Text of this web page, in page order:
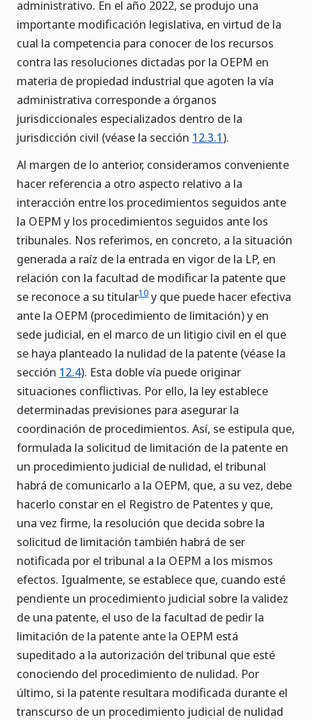
administrativo. En el año 2022, se produjo una
importante modificación legislativa, en virtud de la
cual la competencia para conocer de los recursos
contra las resoluciones dictadas por la OEPM en
materia de propiedad industrial que agoten la vía
administrativa corresponde a órganos
jurisdiccionales especializados dentro de la
jurisdicción civil (véase la sección 12.3.1).
Al margen de lo anterior, consideramos conveniente
hacer referencia a otro aspecto relativo a la
interacción entre los procedimientos seguidos ante
la OEPM y los procedimientos seguidos ante los
tribunales. Nos referimos, en concreto, a la situación
generada a raíz de la entrada en vigor de la LP, en
relación con la facultad de modificar la patente que
se reconoce a su titular10 y que puede hacer efectiva
ante la OEPM (procedimiento de limitación) y en
sede judicial, en el marco de un litigio civil en el que
se haya planteado la nulidad de la patente (véase la
sección 12.4). Esta doble vía puede originar
situaciones conflictivas. Por ello, la ley establece
determinadas previsiones para asegurar la
coordinación de procedimientos. Así, se estipula que,
formulada la solicitud de limitación de la patente en
un procedimiento judicial de nulidad, el tribunal
habrá de comunicarlo a la OEPM, que, a su vez, debe
hacerlo constar en el Registro de Patentes y que,
una vez firme, la resolución que decida sobre la
solicitud de limitación también habrá de ser
notificada por el tribunal a la OEPM a los mismos
efectos. Igualmente, se establece que, cuando esté
pendiente un procedimiento judicial sobre la validez
de una patente, el uso de la facultad de pedir la
limitación de la patente ante la OEPM está
supeditado a la autorización del tribunal que esté
conociendo del procedimiento de nulidad. Por
último, si la patente resultara modificada durante el
transcurso de un procedimiento judicial de nulidad